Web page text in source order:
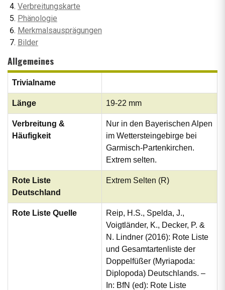
Verbreitungskarte
Phänologie
Merkmalsausprägungen
Bilder
Allgemeines
Trivialname
Länge 19-22 mm
Verbreitung &
Häufigkeit
Nur in den Bayerischen Alpen
im Wettersteingebirge bei
Garmisch-Partenkirchen.
Extrem selten.
Rote Liste
Deutschland
Extrem Selten (R)
Rote Liste Quelle
Reip, H.S., Spelda, J.,
Voigtländer, K., Decker, P. &
N. Lindner (2016): Rote Liste
und Gesamtartenliste der
Doppelfüßer (Myriapoda:
Diplopoda) Deutschlands. –
In: BfN (ed): Rote Liste